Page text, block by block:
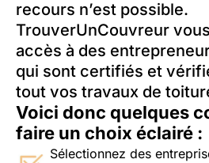
recours n’est possible.
TrouverUnCouvreur
accès à des
qui sont certifiés et
tout vos travaux de
Voici donc quelques
faire un choix éclairé :
Sélectionnez des